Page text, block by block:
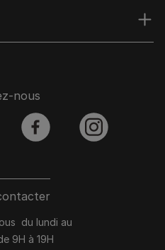
du lundi au
9H à 19H
nous
facebook instagram